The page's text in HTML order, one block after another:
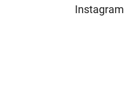
Instagram